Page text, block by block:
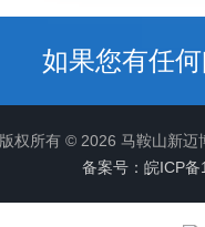
如果您有任
版权所有 © 2026 马鞍山新迈
备案号：皖ICP